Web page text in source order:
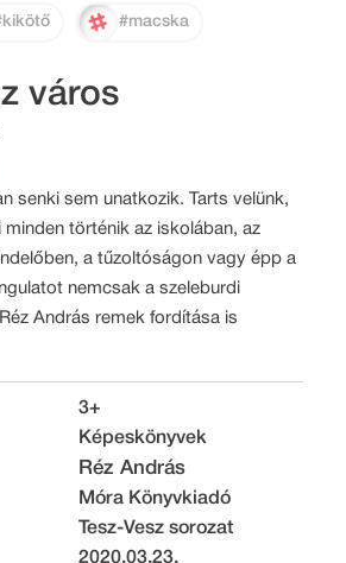
#macska
város
senki sem unatkozik. Tarts velünk,
történik az iskolában, az
a tűzoltóságon vagy épp a
nemcsak a szeleburdi
András remek fordítása is
3+
Képeskönyvek
Réz András
Móra Könyvkiadó
Tesz-Vesz sorozat
2020.03.23.